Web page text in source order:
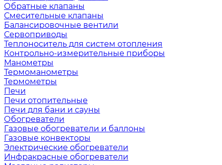
Обратные клапаны
Смесительные клапаны
Балансировочные вентили
Сервоприводы
Теплоноситель для систем отопления
Контрольно-измерительные приборы
Манометры
Термоманометры
Термометры
Печи
Печи отопительные
Печи для бани и сауны
Обогреватели
Газовые обогреватели и баллоны
Газовые конвекторы
Электрические обогреватели
Инфракрасные обогреватели